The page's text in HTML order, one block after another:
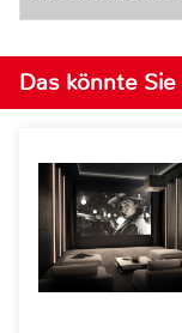
Das könnte